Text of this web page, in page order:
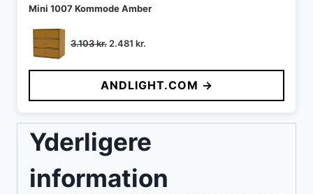
Mini 1007 Kommode Amber
3.103kr. Den
pris
var:
3.103 kr..
2.481 kr.
pris
er:
2.481 kr..
ANDLIGHT.COM →
Yderligere
information